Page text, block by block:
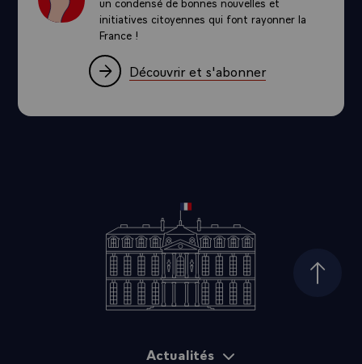
initiatives citoyennes qui font rayonner la
France !
Découvrir et s'abonner
Haut
Actualités